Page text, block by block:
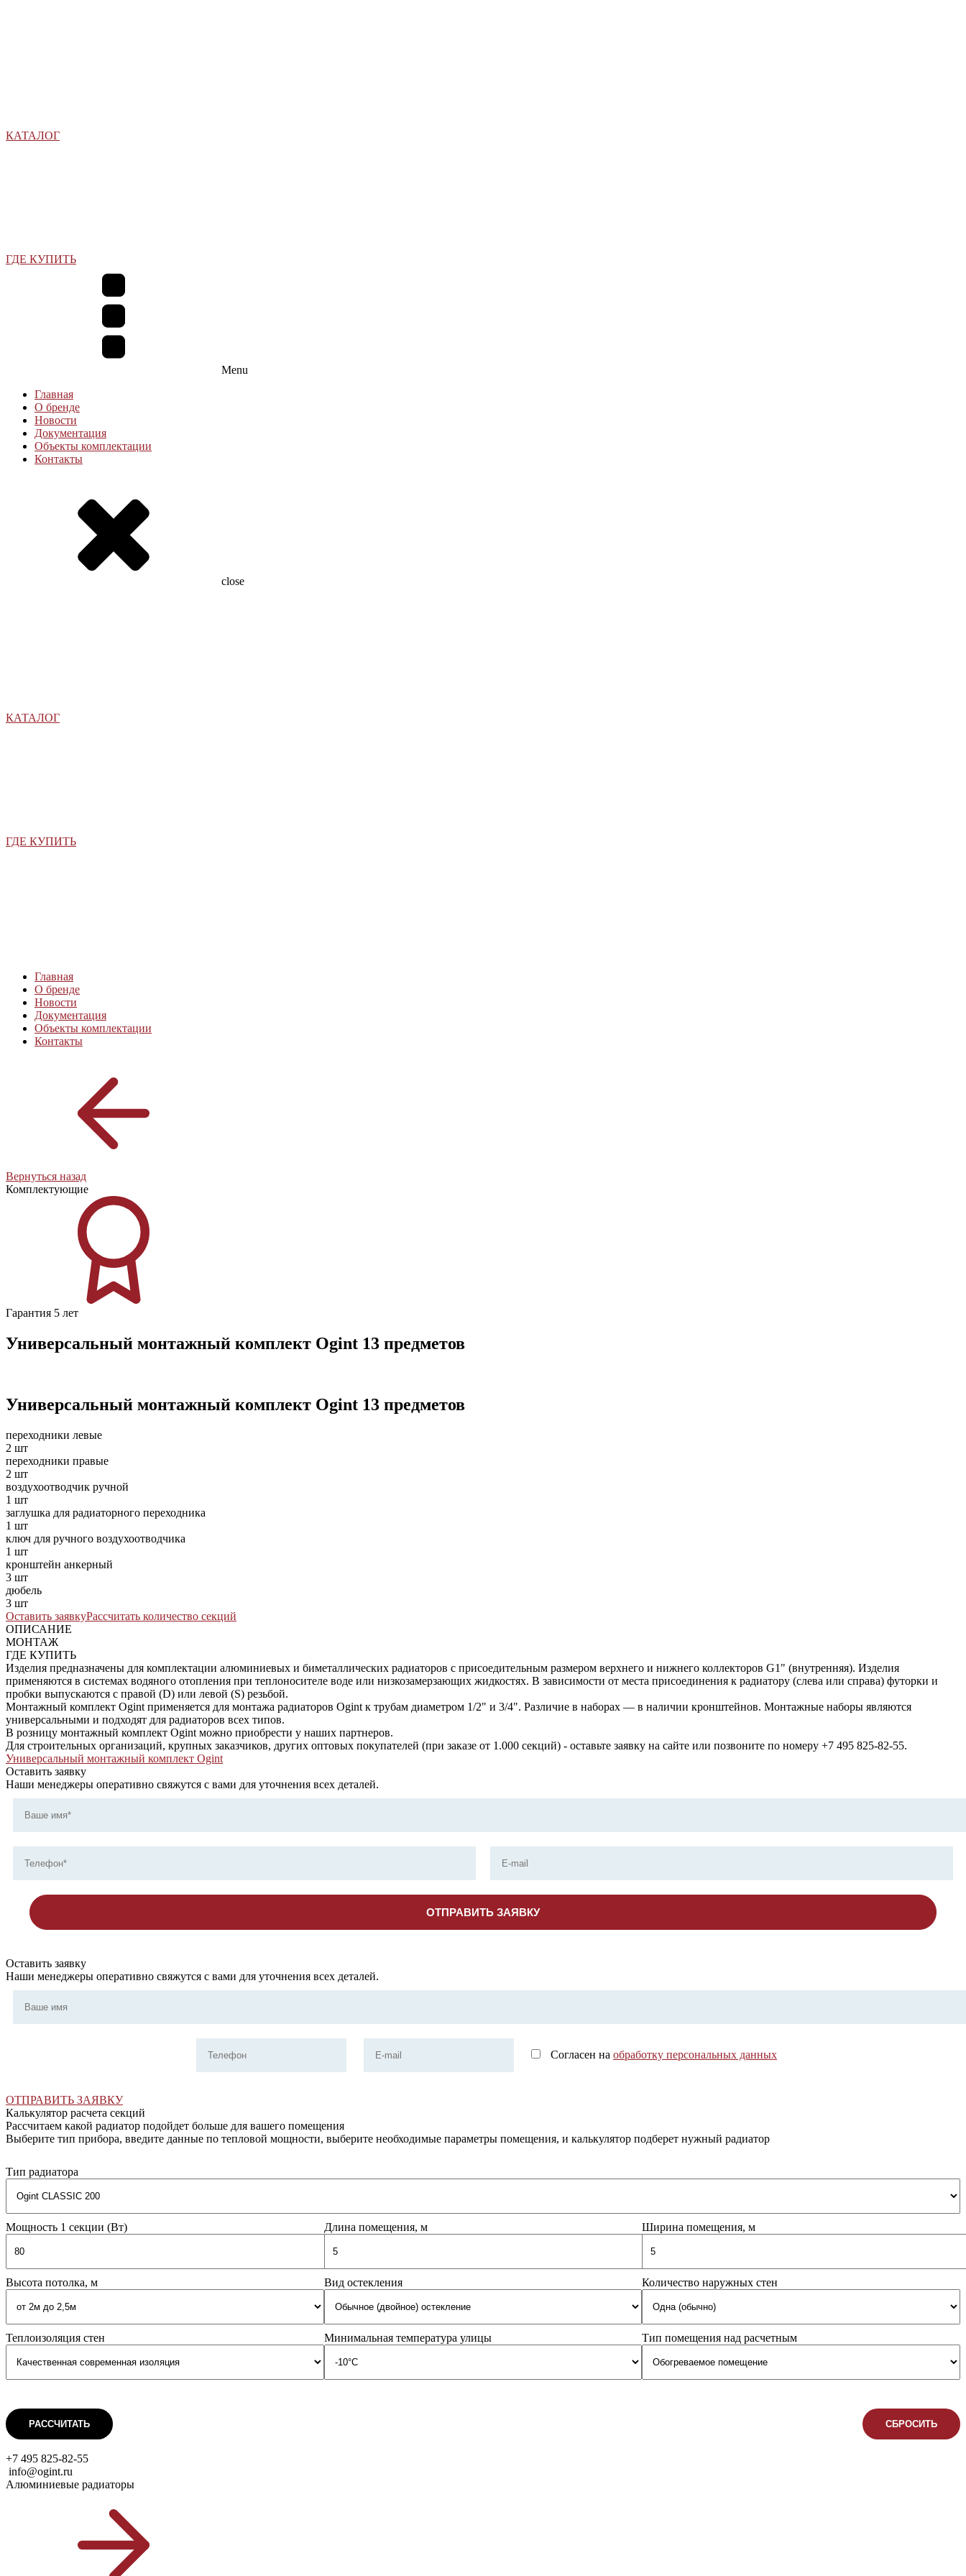
КАТАЛОГ
ГДЕ КУПИТЬ
Menu
Главная
О бренде
Новости
Документация
Объекты комплектации
Контакты
close
КАТАЛОГ
ГДЕ КУПИТЬ
Главная
О бренде
Новости
Документация
Объекты комплектации
Контакты
Вернуться назад
Комплектующие
Гарантия 5 лет
Универсальный монтажный комплект Ogint 13 предметов
Универсальный монтажный комплект Ogint 13 предметов
переходники левые
2 шт
переходники правые
2 шт
воздухоотводчик ручной
1 шт
заглушка для радиаторного переходника
1 шт
ключ для ручного воздухоотводчика
1 шт
кронштейн анкерный
3 шт
дюбель
3 шт
Оставить заявкуРассчитать количество секций
ОПИСАНИЕ
МОНТАЖ
ГДЕ КУПИТЬ
Изделия предназначены для комплектации алюминиевых и биметаллических радиаторов с присоедительным размером верхнего и нижнего коллекторов G1" (внутренняя). Изделия
применяются в системах водяного отопления при теплоносителе воде или низкозамерзающих жидкостях. В зависимости от места присоединения к радиатору (слева или справа) футорки и
пробки выпускаются с правой (D) или левой (S) резьбой.
Монтажный комплект Ogint применяется для монтажа радиаторов Ogint к трубам диаметром 1/2" и 3/4". Различие в наборах — в наличии кронштейнов. Монтажные наборы являются
универсальными и подходят для радиаторов всех типов.
В розницу монтажный комплект Ogint можно приобрести у наших партнеров.
Для строительных организаций, крупных заказчиков, других оптовых покупателей (при заказе от 1.000 секций) - оставьте заявку на сайте или позвоните по номеру +7 495 825-82-55.
Универсальный монтажный комплект Ogint
Оставить заявку
Наши менеджеры оперативно свяжутся с вами для уточнения всех деталей.
ОТПРАВИТЬ ЗАЯВКУ
Оставить заявку
Наши менеджеры оперативно свяжутся с вами для уточнения всех деталей.
Согласен на обработку персональных данных
ОТПРАВИТЬ ЗАЯВКУ
Калькулятор расчета секций
Рассчитаем какой радиатор подойдет больше для вашего помещения
Выберите тип прибора, введите данные по тепловой мощности, выберите необходимые параметры помещения, и калькулятор подберет нужный радиатор
Тип радиатора
Мощность 1 секции (Вт) Длина помещения, м Ширина помещения, м
Высота потолка, м Вид остекления Количество наружных стен
Теплоизоляция стен Минимальная температура улицы Тип помещения над расчетным
РАССЧИТАТЬ СБРОСИТЬ
+7 495 825-82-55
info@ogint.ru
Алюминиевые радиаторы